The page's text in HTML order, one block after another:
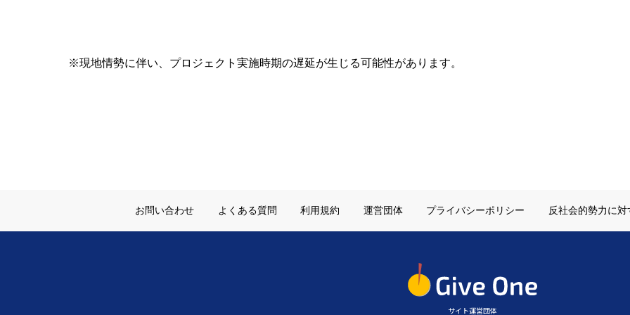
※現地情勢に伴い、プロジェクト実施時期の遅延が生じる可能性があります。
お問い合わせ よくある質問 利用規約 運営団体 プライバシーポリシー 反社会的勢力に
サイト運営団体